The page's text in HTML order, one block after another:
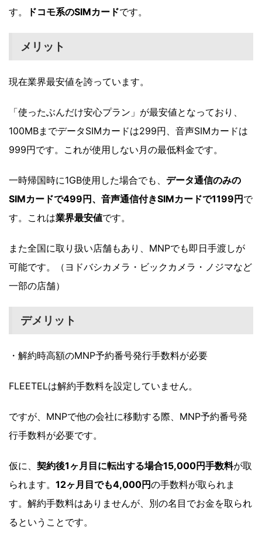
す。
ドコモ系のSIMカードです。
メリット
現在業界最安値を誇っています。
「使ったぶんだけ安心プラン」が最安値となっており、
100MBまでデータSIMカードは299円、音声SIMカードは
999円です。これが使用しない月の最低料金です。
一時帰国時に1GB使用した場合でも、 データ通信のみの
SIMカードで499円、音声通信付きSIMカードで1199円 で
す。これは業界最安値です。
また全国に取り扱い店舗もあり、MNPでも即日手渡しが
可能です。（ヨドバシカメラ・ビックカメラ・ノジマなど
一部の店舗）
デメリット
・解約時高額のMNP予約番号発行手数料が必要
FLEETELは解約手数料を設定していません。
ですが、MNPで他の会社に移動する際、MNP予約番号発
行手数料が必要です。
仮に、 契約後1ヶ月目に転出する場合15,000円手数料が取
られます。 12ヶ月目でも4,000円の手数料が取られま
す。解約手数料はありませんが、別の名目でお金を取られ
るということです。